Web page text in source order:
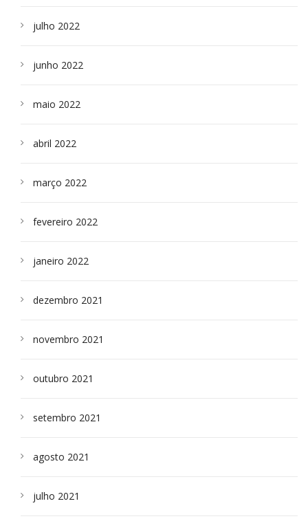
julho 2022
junho 2022
maio 2022
abril 2022
março 2022
fevereiro 2022
janeiro 2022
dezembro 2021
novembro 2021
outubro 2021
setembro 2021
agosto 2021
julho 2021